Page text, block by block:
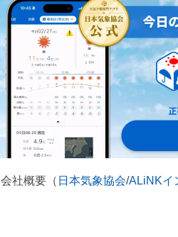
会社概要（ 日本気象協会/ALiNKイ